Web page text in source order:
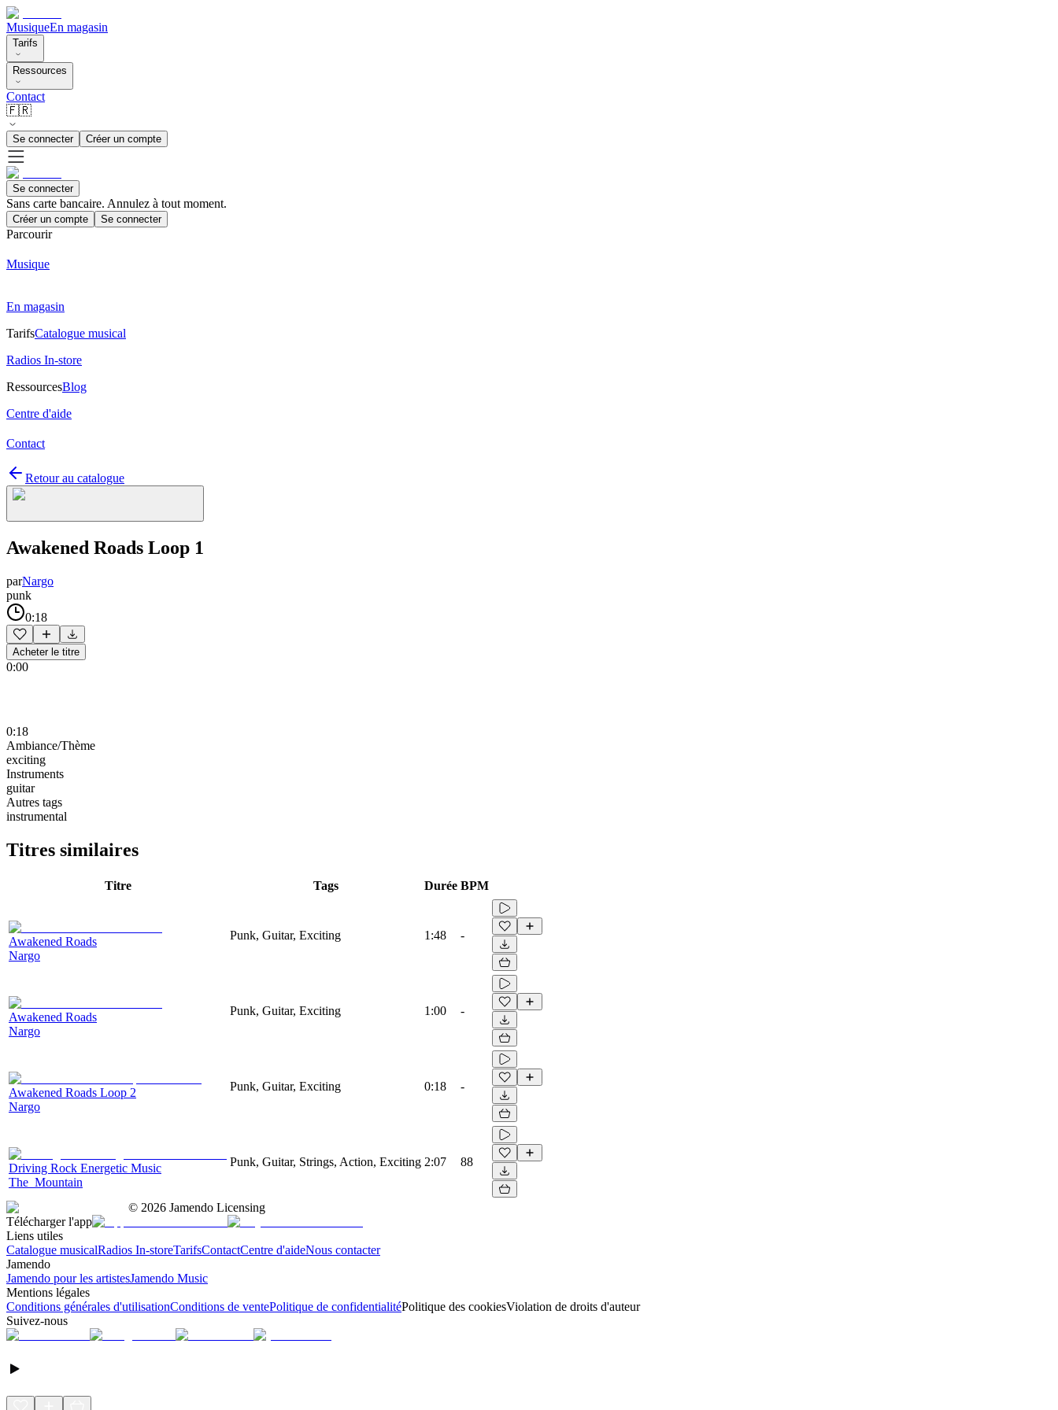
MusiqueEn magasin
Tarifs
Ressources
Contact
🇫🇷
Se connecter Créer un compte
Se connecter
Sans carte bancaire. Annulez à tout moment.
Créer un compte Se connecter
Parcourir
Musique
En magasin
TarifsCatalogue musical
Radios In-store
RessourcesBlog
Centre d'aide
Contact
Retour au catalogue
Awakened Roads Loop 1
parNargo
punk
0:18
Acheter le titre
0:00
0:18
Ambiance/Thème
exciting
Instruments
guitar
Autres tags
instrumental
Titres similaires
Titre Tags Durée BPM
Awakened Roads
Nargo
Punk, Guitar, Exciting 1:48 -
Awakened Roads
Nargo
Punk, Guitar, Exciting 1:00 -
Awakened Roads Loop 2
Nargo
Punk, Guitar, Exciting 0:18 -
Driving Rock Energetic Music
The_Mountain
Punk, Guitar, Strings, Action, Exciting 2:07 88
© 2026 Jamendo Licensing
Télécharger l'app
Liens utiles
Catalogue musicalRadios In-storeTarifsContactCentre d'aideNous contacter
Jamendo
Jamendo pour les artistesJamendo Music
Mentions légales
Conditions générales d'utilisationConditions de ventePolitique de confidentialitéPolitique des cookiesViolation de droits d'auteur
Suivez-nous